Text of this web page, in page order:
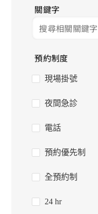
關鍵字
預約制度
現場掛號
夜間急診
電話
預約優先制
全預約制
24 hr